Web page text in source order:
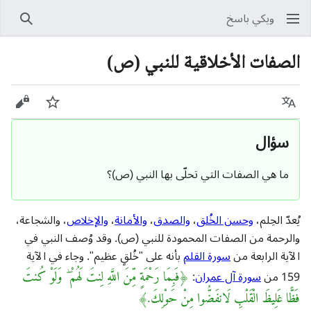
ويكي باسخ بحث
الصفات الأخلاقية للنبي (ص)
اللغة راقب
سؤال
ما هي الصفات التي تحلّى بها النبي (ص)؟
يُعدّ الحِلم،وحسن الخُلق،والصدق،والأمانة،والإخلاص، والشجاعة،
والرحمة من الصفات المحمودة للنبي (ص). وقد وُصف النبي في
الآية الرابعة منسورة القلمبأنه على "خُلقٍ عظيم". وجاء في الآية
159 من
سورة آل عمران: ﴿فَبِمَا رَحْمَةٍ مِّنَ اللَّهِ لِنتَ لَهُمْ ۖ وَلَوْ كُنتَ
فَظًّا غَلِيظَ الْقَلْبِ لَانفَضُّوا مِنْ حَوْلِكَ.﴾